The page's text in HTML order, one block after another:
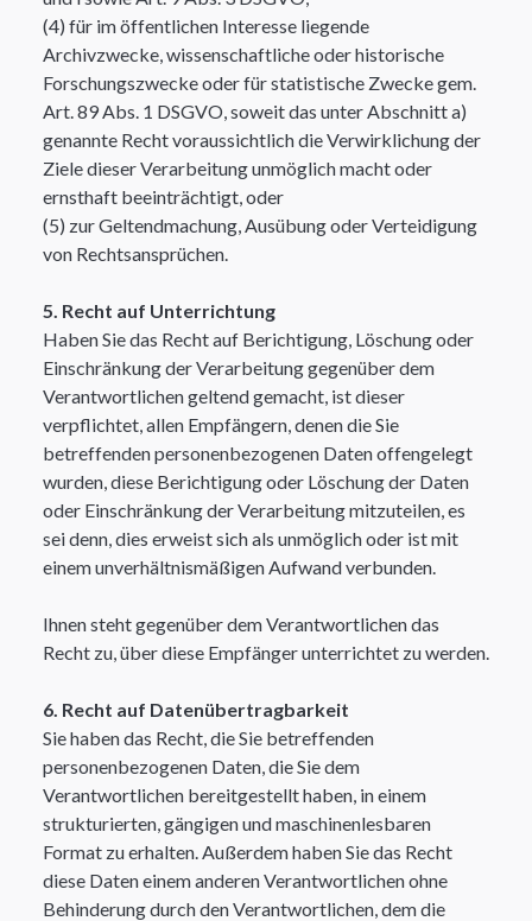
(4) für im öffentlichen Interesse liegende
Archivzwecke, wissenschaftliche oder historische
Forschungszwecke oder für statistische Zwecke gem.
Art. 89 Abs. 1 DSGVO, soweit das unter Abschnitt a)
genannte Recht voraussichtlich die Verwirklichung der
Ziele dieser Verarbeitung unmöglich macht oder
ernsthaft beeinträchtigt, oder
(5) zur Geltendmachung, Ausübung oder Verteidigung
von Rechtsansprüchen.​
5. Recht auf Unterrichtung
Haben Sie das Recht auf Berichtigung, Löschung oder
Einschränkung der Verarbeitung gegenüber dem
Verantwortlichen geltend gemacht, ist dieser
verpflichtet, allen Empfängern, denen die Sie
betreffenden personenbezogenen Daten offengelegt
wurden, diese Berichtigung oder Löschung der Daten
oder Einschränkung der Verarbeitung mitzuteilen, es
sei denn, dies erweist sich als unmöglich oder ist mit
einem unverhältnismäßigen Aufwand verbunden.​
Ihnen steht gegenüber dem Verantwortlichen das
Recht zu, über diese Empfänger unterrichtet zu werden.​
6. Recht auf Datenübertragbarkeit
Sie haben das Recht, die Sie betreffenden
personenbezogenen Daten, die Sie dem
Verantwortlichen bereitgestellt haben, in einem
strukturierten, gängigen und maschinenlesbaren
Format zu erhalten. Außerdem haben Sie das Recht
diese Daten einem anderen Verantwortlichen ohne
Behinderung durch den Verantwortlichen, dem die